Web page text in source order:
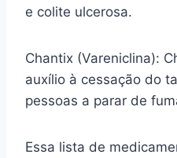
e colite ulcerosa.
Chantix (Vareniclina):
auxílio à cessação do
pessoas a parar de
Essa lista de